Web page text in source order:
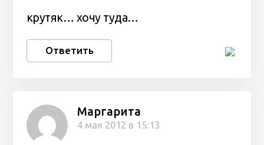
крутяк… хочу туда…
Ответить
Маргарита
4 мая 2012 в 15:13